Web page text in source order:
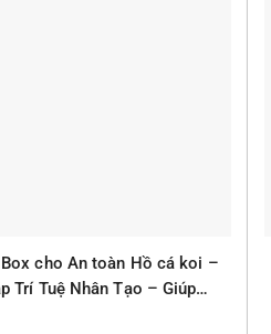
cho An toàn Hồ cá koi –
Trí Tuệ Nhân Tạo – Giúp